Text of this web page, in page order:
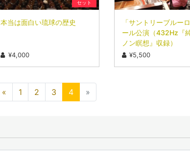
セット
本当は面白い琉球の歴史
¥4,000
「サントリーブルー
ール公演（432Hz『
ノン瞑想』収録）
¥5,500
« 1 2 3 4 »